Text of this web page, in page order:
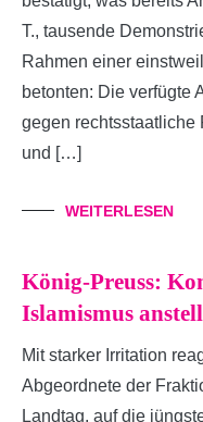
T., tausende
Rahmen einer
betonten: Die verfügte
gegen rechtsstaatliche
und […]
WEITERLESEN
König-Preuss:
Islamismus
Mit starker Irritation
Abgeordnete der
Landtag, auf die